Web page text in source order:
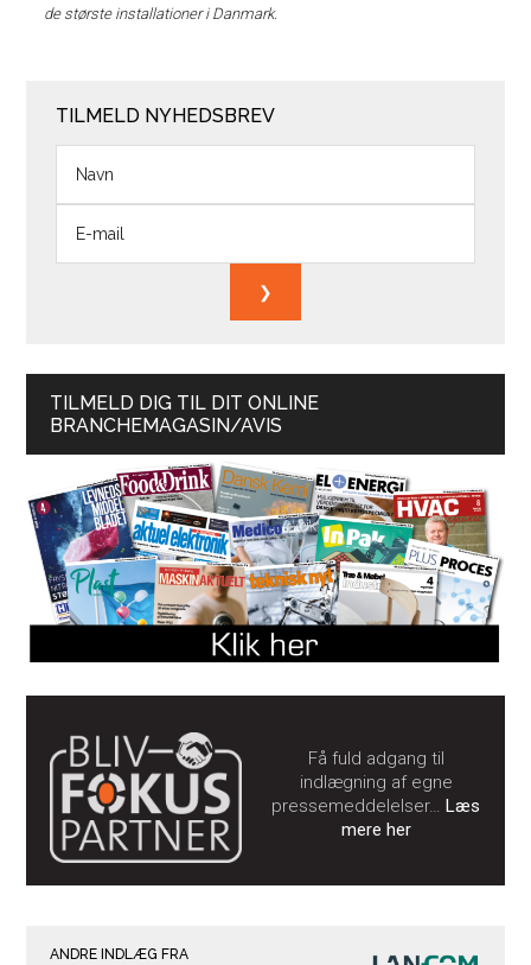
de største installationer i Danmark.
TILMELD NYHEDSBREV
TILMELD DIG TIL DIT ONLINE
BRANCHEMAGASIN/AVIS
Få fuld adgang til
indlægning af egne
pressemeddelelser…Læs
mere her
ANDRE INDLÆG FRA